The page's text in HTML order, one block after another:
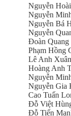
Nguyễn
Nguyễn
Nguyễn Bá
Nguyễn
Đoàn
Phạm Hồng
Lê Anh Xuân
Hoàng Anh
Nguyễn
Nguyễn Gia
Cao Tuấn
Đỗ Việt
Đỗ Tiến